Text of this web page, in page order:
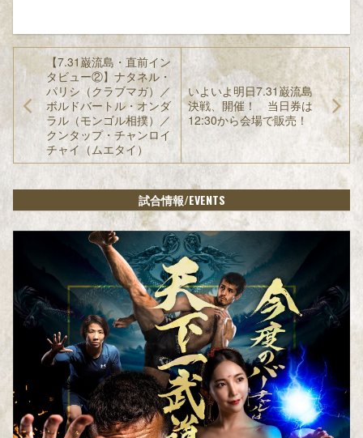
【7.31巌流島・直前イン
タビュー②】ナタネル・
パリシ（クラブマガ）／
ボルドバートル・オンダ
ラル（モンゴル相撲）／
クンタップ・チャンロイ
チャイ（ムエタイ）
いよいよ明日7.31巌流島
決戦、開催！ 当日券は
12:30から会場で販売！
試合情報/EVENTS